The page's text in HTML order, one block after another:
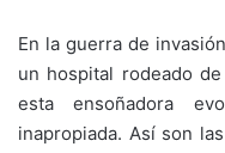
En la guerra de
un hospital rodeado
esta ensoñadora
inapropiada. Así son